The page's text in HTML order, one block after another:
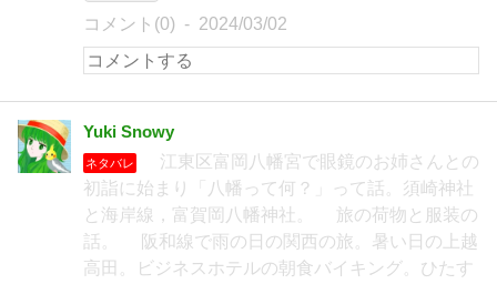
コメント(0) 2024/03/02
Yuki Snowy
ネタバレ
江東区富岡八幡宮で眼鏡のお姉さんとの
初詣に始まり「八幡って何？」って話。須崎神社
と海岸線，富賀岡八幡神社。 旅の荷物と服装の
話。 阪和線で雨の日の関西の旅。暑い日の上越
高田。ビジネスホテルの朝食バイキング。ひたす